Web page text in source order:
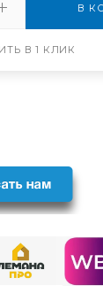
В
В 1 КЛИК